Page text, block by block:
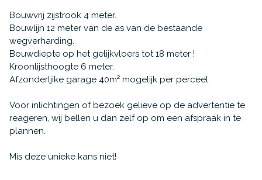
Bouwvrij zijstrook 4 meter.
Bouwlijn 12 meter van de as van de bestaande
wegverharding.
Bouwdiepte op het gelijkvloers tot 18 meter !
Kroonlijsthoogte 6 meter.
Afzonderljike garage 40m² mogelijk per perceel.
Voor inlichtingen of bezoek gelieve op de advertentie te
reageren, wij bellen u dan zelf op om een afspraak in te
plannen.
Mis deze unieke kans niet!